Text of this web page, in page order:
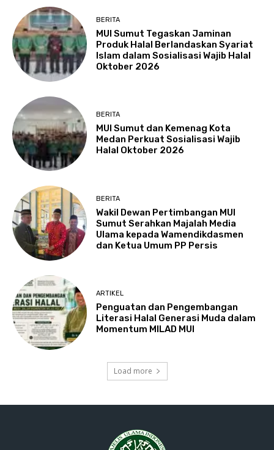
BERITA
MUI Sumut Tegaskan Jaminan
Produk Halal Berlandaskan Syariat
Islam dalam Sosialisasi Wajib Halal
Oktober 2026
BERITA
MUI Sumut dan Kemenag Kota
Medan Perkuat Sosialisasi Wajib
Halal Oktober 2026
BERITA
Wakil Dewan Pertimbangan MUI
Sumut Serahkan Majalah Media
Ulama kepada Wamendikdasmen
dan Ketua Umum PP Persis
ARTIKEL
Penguatan dan Pengembangan
Literasi Halal Generasi Muda dalam
Momentum MILAD MUI
Load more